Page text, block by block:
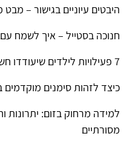
היבטים עיוניים בגישור –
חנוכה בסטייל – איך לשמח
7 פעילויות לילדים שיעודדו חשיבה יצירתית מחוץ לקופסא
כיצד לזהות סימנים
למידה מרחוק בזום: יתרונות
מסורתיים